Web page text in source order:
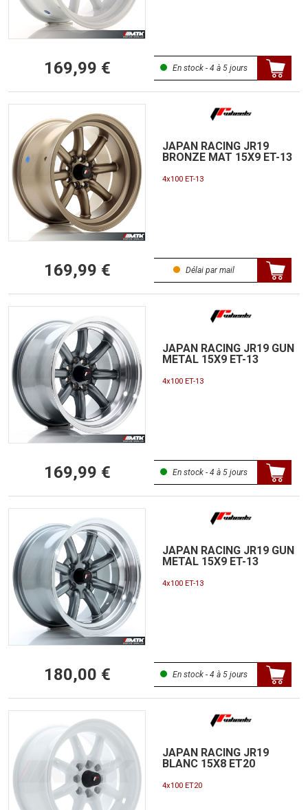
169,99 € En stock - 4 à 5 jours
JAPAN RACING JR19
BRONZE MAT 15X9 ET-13
4x100 ET-13
169,99 € Délai par mail
JAPAN RACING JR19 GUN
METAL 15X9 ET-13
4x100 ET-13
169,99 € En stock - 4 à 5 jours
JAPAN RACING JR19 GUN
METAL 15X9 ET-13
4x100 ET-13
180,00 € En stock - 4 à 5 jours
JAPAN RACING JR19
BLANC 15X8 ET20
4x100 ET20